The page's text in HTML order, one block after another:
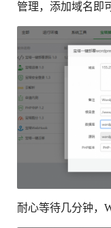
管理，添加域名即
耐心等待几分钟，